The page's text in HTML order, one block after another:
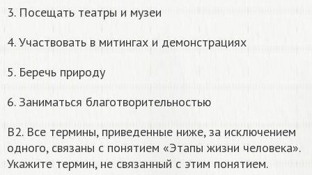
3. Посещать театры и музеи
4. Участвовать в митингах и демонстрациях
5. Беречь природу
6. Заниматься благотворительностью
В2. Все термины, приведенные ниже, за исключением
одного, связаны с понятием «Этапы жизни человека».
Укажите термин, не связанный с этим понятием.